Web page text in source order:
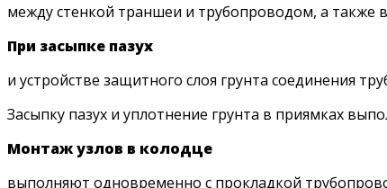
между стенкой траншеи и трубопроводом, а также
При засыпке пазух
и устройстве защитного слоя грунта
Засыпку пазух и уплотнение грунта в приямках
Монтаж узлов в колодце
выполняют одновременно с прокладкой